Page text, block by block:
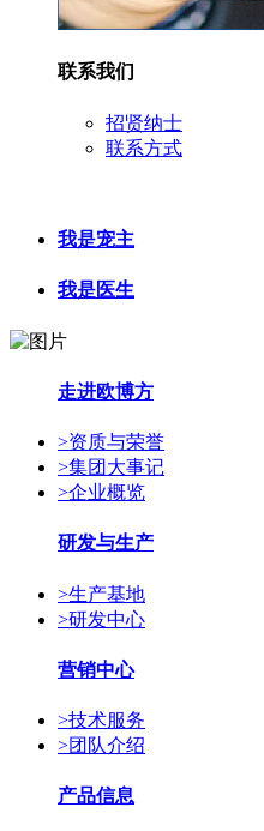
联系我们
招贤纳士
联系方式
我是宠主
我是医生
走进欧博方
>资质与荣誉
>集团大事记
>企业概览
研发与生产
>生产基地
>研发中心
营销中心
>技术服务
>团队介绍
产品信息